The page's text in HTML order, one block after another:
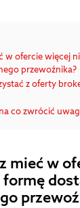
w ofercie więcej
przewoźnika?
z oferty
co zwrócić
mieć w